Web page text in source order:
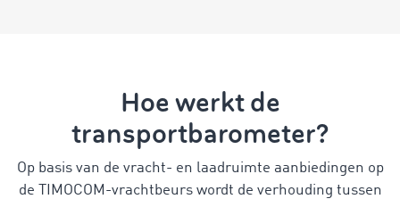
Hoe werkt de
transportbarometer?
Op basis van de vracht- en laadruimte aanbiedingen op
de TIMOCOM-vrachtbeurs wordt de verhouding tussen